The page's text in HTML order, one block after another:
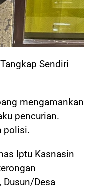
Sendiri
mengamankan
pencurian.
polisi.
Iptu Kasnasin
Desa